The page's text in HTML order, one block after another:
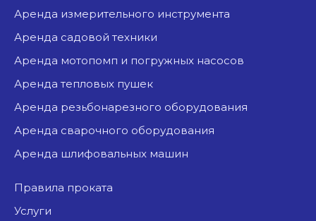
аренда измерительного инструмента
аренда садовой техники
аренда мотопомп и погружных насосов
аренда тепловых пушек
аренда резьбонарезного оборудования
аренда сварочного оборудования
аренда шлифовальных машин
Правила проката
Услуги